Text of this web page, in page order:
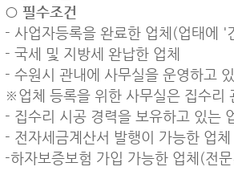
○ 필수조건
- 사업자등록을 완료한 업체(업태에
- 국세 및 지방세 완납한 업체
- 수원시 관내에 사무실을 운영하고
※업체 등록을 위한 사무실은 집수리
- 집수리 시공 경력을 보유하고 있는
- 전자세금계산서 발행이 가능한 업체
-하자보증보험 가입 가능한 업체(전